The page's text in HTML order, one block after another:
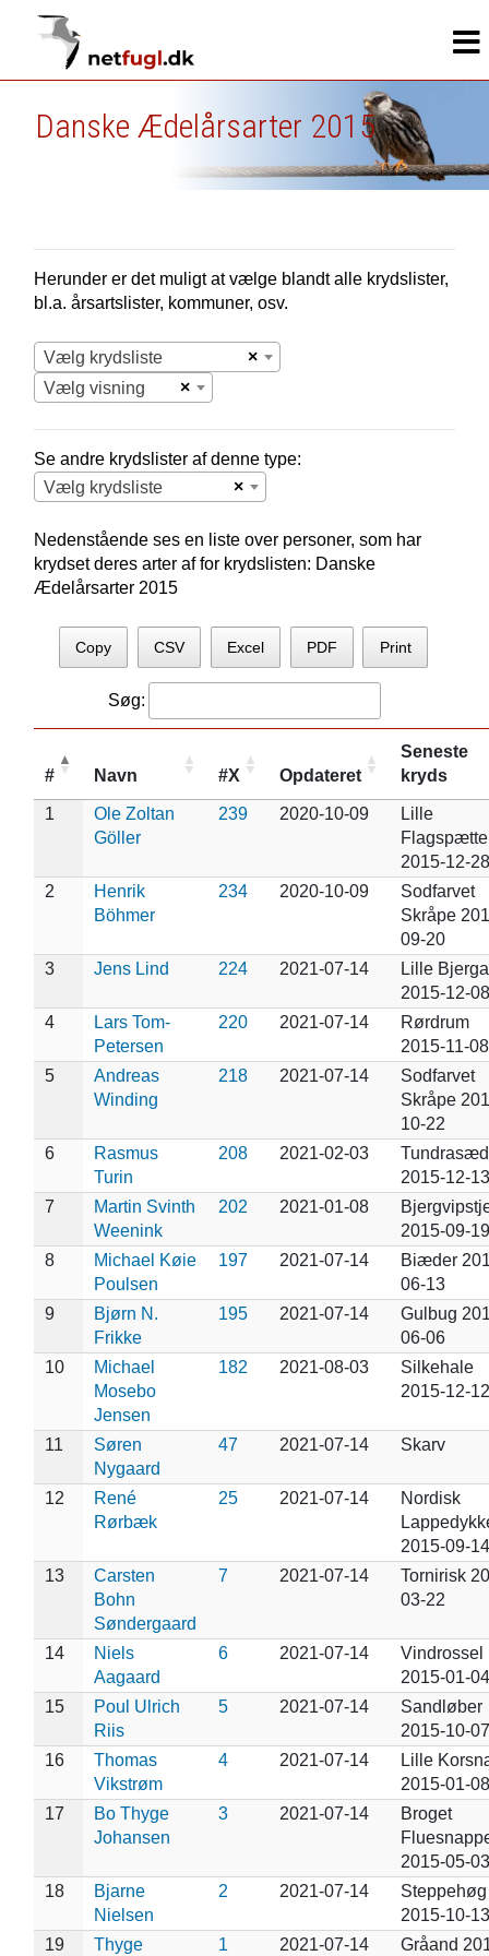
Danske Ædelårsarter 2015
Herunder er det muligt at vælge blandt alle krydslister,
bl.a. årsartslister, kommuner, osv.
×
Vælg krydsliste
×
Vælg visning
Se andre krydslister af denne type:
×
Vælg krydsliste
Nedenstående ses en liste over personer, som har
krydset deres arter af for krydslisten: Danske
Ædelårsarter 2015
Copy CSV Excel PDF Print
Søg:
# Navn #X Opdateret
Seneste
kryds
1
Ole Zoltan
Göller
239 2020-10-09
Lille
Flagspætte
2015-12-28
2
Henrik
Böhmer
234 2020-10-09
Sodfarvet
Skråpe
09-20
3
Jens Lind 224 2021-07-14
Lille
2015-12-08
4
Lars Tom-
Petersen
220 2021-07-14
Rørdrum
2015-11-08
5
Andreas
Winding
218 2021-07-14
Sodfarvet
Skråpe
10-22
6
Rasmus
Turin
208 2021-02-03
2015-12-13
7
Martin Svinth
Weenink
202 2021-01-08
2015-09-19
8
Michael Køie
Poulsen
197 2021-07-14
Biæder
06-13
9
Bjørn N.
Frikke
195 2021-07-14
Gulbug
06-06
10
Michael
Mosebo
Jensen
182 2021-08-03
Silkehale
2015-12-12
11
Søren
Nygaard
47 2021-07-14 Skarv
12
René
Rørbæk
25 2021-07-14
Nordisk
2015-09-14
13
Carsten
Bohn
Søndergaard
7 2021-07-14
Tornirisk
03-22
14
Niels
Aagaard
6 2021-07-14
Vindrossel
2015-01-04
15
Poul Ulrich
Riis
5 2021-07-14
Sandløber
2015-10-07
16
Thomas
Vikstrøm
4 2021-07-14
Lille
2015-01-08
17
Bo Thyge
Johansen
3 2021-07-14
Broget
2015-05-03
18
Bjarne
Nielsen
2 2021-07-14
Steppehøg
2015-10-13
19
Thyge 1 2021-07-14 Gråand